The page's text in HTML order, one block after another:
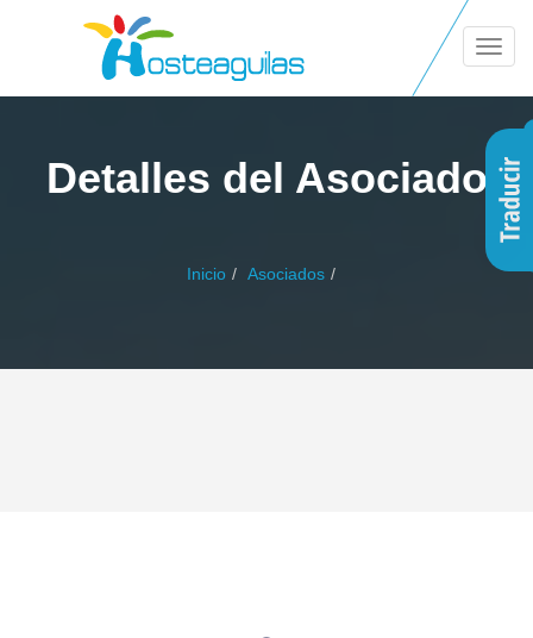
Detalles del Asociado
Inicio Asociados